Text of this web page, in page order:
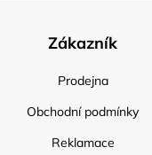
Zákazník
Prodejna
Obchodní podmínky
Reklamace